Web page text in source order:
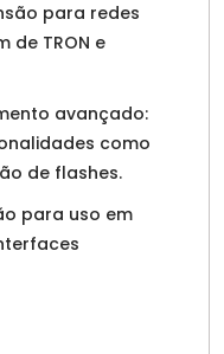
para redes
de TRON e
avançado:
como
de flashes.
para uso em